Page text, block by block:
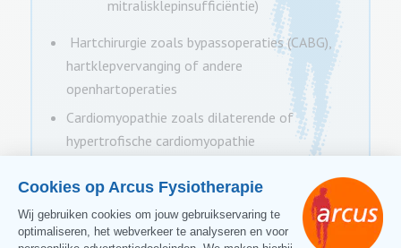
mitralisklepinsufficiëntie)
Hartchirurgie zoals bypassoperaties (CABG),
hartklepvervanging of andere
openhartoperaties
Cardiomyopathie zoals dilaterende of
hypertrofische cardiomyopathie